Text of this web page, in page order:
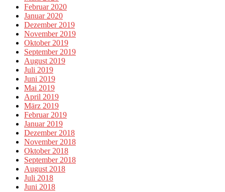
Februar 2020
Januar 2020
Dezember 2019
November 2019
Oktober 2019
September 2019
August 2019
Juli 2019
Juni 2019
Mai 2019
April 2019
März 2019
Februar 2019
Januar 2019
Dezember 2018
November 2018
Oktober 2018
September 2018
August 2018
Juli 2018
Juni 2018